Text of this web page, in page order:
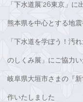
「下水道展’26東京」に
熊本県を中心とする地
「下水道を学ぼう！汚
のしくみ展」にご協力
岐阜県大垣市さまの『
作いたしました